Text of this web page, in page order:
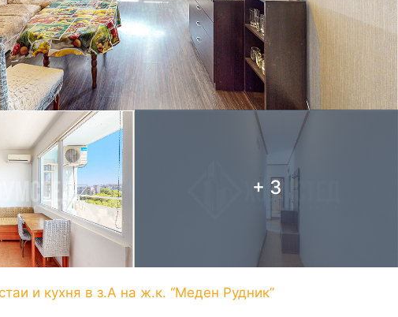
+ 3
и кухня в з.А на ж.к. “Меден Рудник”